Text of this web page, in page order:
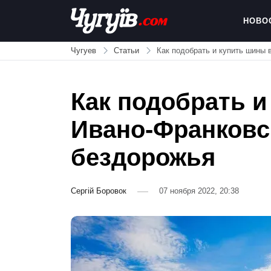
Chuguiv
Чугуев Статьи Как подобрать и купить
Как подобрать
Ивано-
бездорожья
Сергій Боровок 07 ноября 2022, 20:38